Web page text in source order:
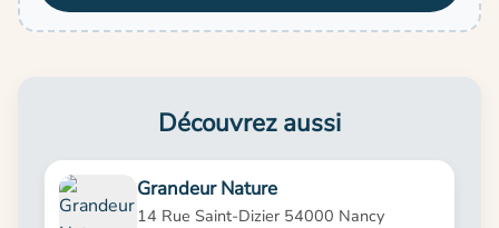
Découvrez aussi
Grandeur Nature
14 Rue Saint-Dizier 54000 Nancy